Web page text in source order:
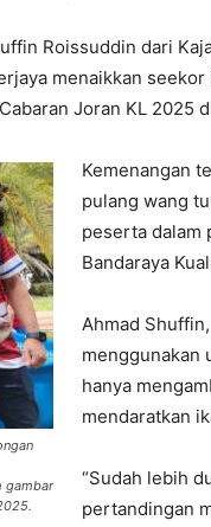
Roissuddin dari
menaikkan
Joran KL 2025
gambar
Kemenangan
pulang wang
peserta dalam
Bandaraya
Ahmad
menggunakan
hanya
mendaratkan
“Sudah lebih
pertandingan